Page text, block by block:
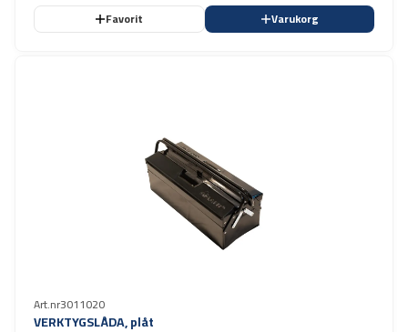
Favorit Varukorg
Art.nr3011020
VERKTYGSLÅDA, plåt